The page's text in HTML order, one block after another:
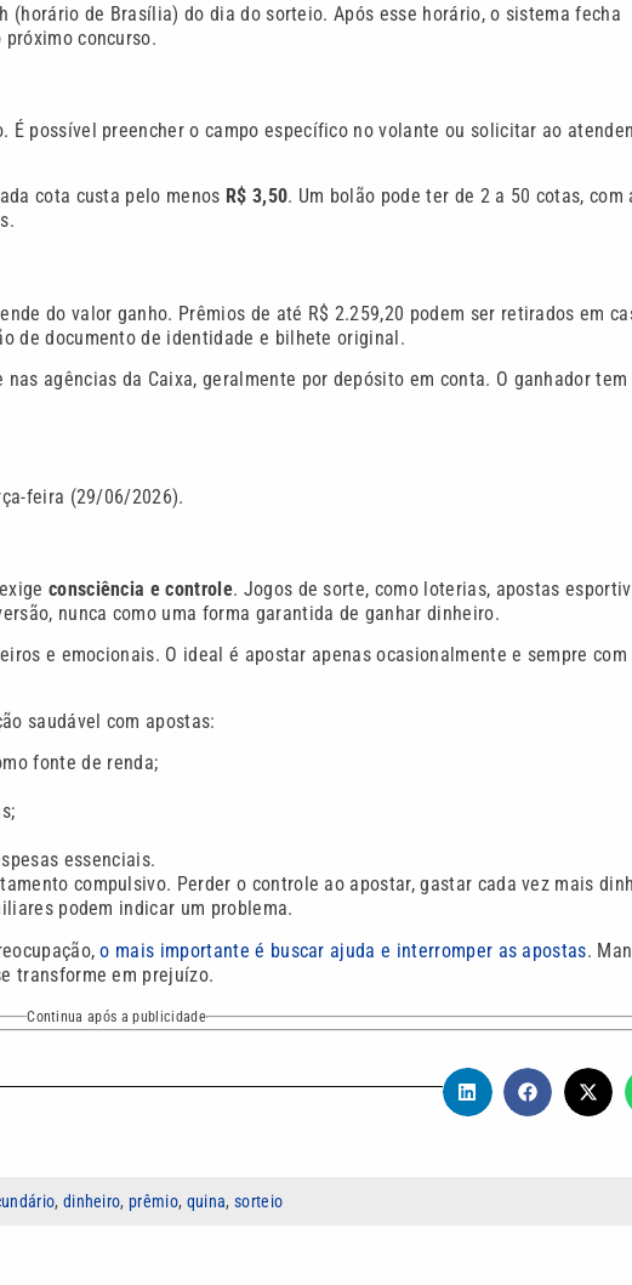
(horário de Brasília) do dia do sorteio. Após esse horário, o sistema fecha
concurso.
É possível preencher o campo específico no volante ou solicitar ao
cota custa pelo menos R$ 3,50. Um bolão pode ter de 2 a 50 cotas, com
do valor ganho. Prêmios de até R$ 2.259,20 podem ser retirados em
de documento de identidade e bilhete original.
agências da Caixa, geralmente por depósito em conta. O ganhador tem
feira (29/06/2026).
consciência e controle. Jogos de sorte, como loterias, apostas
nunca como uma forma garantida de ganhar dinheiro.
e emocionais. O ideal é apostar apenas ocasionalmente e sempre com
saudável com apostas:
fonte de renda;
essenciais.
compulsivo. Perder o controle ao apostar, gastar cada vez mais
podem indicar um problema.
o mais importante é buscar ajuda e interromper as apostas.
transforme em prejuízo.
Continua após a publicidade
, dinheiro, prêmio, quina, sorteio